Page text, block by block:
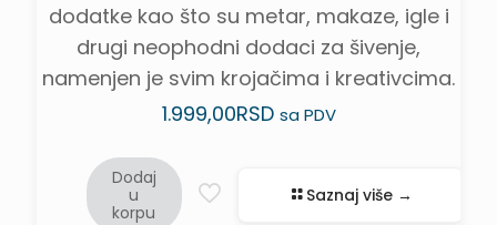
dodatke kao što su metar, makaze, igle i
drugi neophodni dodaci za šivenje,
namenjen je svim krojačima i kreativcima.
1.999,00RSD sa PDV
Dodaj
u
korpu
Saznaj više →